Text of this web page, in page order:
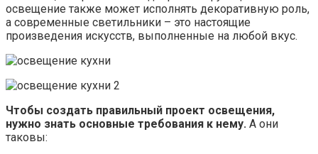
освещение также может исполнять декоративную роль,
а современные светильники – это настоящие
произведения искусств, выполненные на любой вкус.
Чтобы создать правильный проект освещения,
нужно знать основные требования к нему. А они
таковы: